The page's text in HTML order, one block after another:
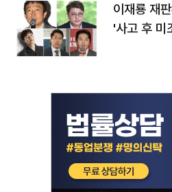
이재룡 재
'사고 후 미